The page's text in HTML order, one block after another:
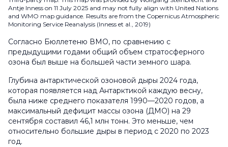
Antje Inness on 11 July 2025 and may not fully align with United Nations
and WMO map guidance. Results are from the Copernicus Atmospheric
Monitoring Service Reanalysis (Inness et al., 2019)
Согласно Бюллетеню ВМО, по сравнению с
предыдущими годами общий объем стратосферного
озона был выше на большей части земного шара.
Глубина антарктической озоновой дыры 2024 года,
которая появляется над Антарктикой каждую весну,
была ниже среднего показателя 1990—2020 годов, а
максимальный дефицит массы озона (ДМО) на 29
сентября составил 46,1 млн тонн. Это меньше, чем
относительно большие дыры в период с 2020 по 2023
год.